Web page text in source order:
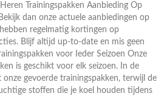
Trainingspakken Aanbieding Op
dan onze actuele aanbiedingen op
regelmatig kortingen op
Blijf altijd up-to-date en mis geen
voor Ieder Seizoen Onze
is geschikt voor elk seizoen. In de
gevoerde trainingspakken, terwijl de
stoffen die je koel houden tijdens